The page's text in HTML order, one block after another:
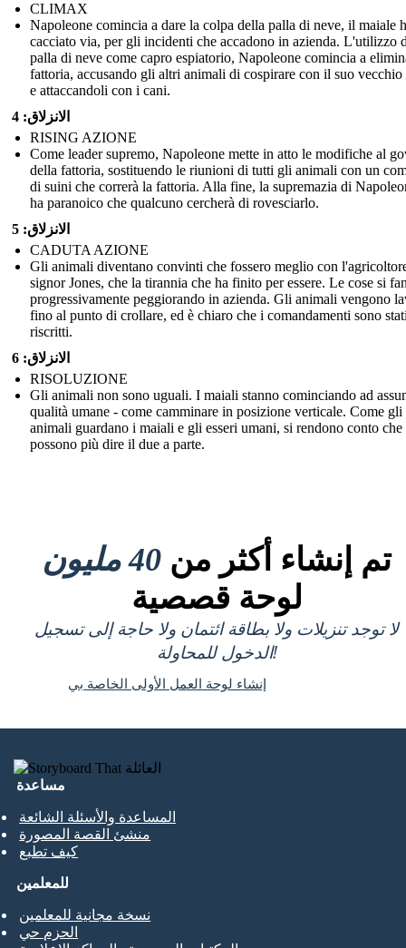
CLIMAX
Napoleone comincia a dare la colpa della palla di neve, il maiale
cacciato via, per gli incidenti che accadono in azienda. L'utilizzo
palla di neve come capro espiatorio, Napoleone comincia a
fattoria, accusando gli altri animali di cospirare con il suo
e attaccandoli con i cani.
الانزلاق: 4
RISING AZIONE
Come leader supremo, Napoleone mette in atto le modifiche al
della fattoria, sostituendo le riunioni di tutti gli animali con un
di suini che correrà la fattoria. Alla fine, la supremazia di
ha paranoico che qualcuno cercherà di rovesciarlo.
الانزلاق: 5
CADUTA AZIONE
Gli animali diventano convinti che fossero meglio con
signor Jones, che la tirannia che ha finito per essere. Le cose si
progressivamente peggiorando in azienda. Gli animali vengono
fino al punto di crollare, ed è chiaro che i comandamenti sono
riscritti.
الانزلاق: 6
RISOLUZIONE
Gli animali non sono uguali. I maiali stanno cominciando ad
qualità umane - come camminare in posizione verticale. Come gli
animali guardano i maiali e gli esseri umani, si rendono conto che
possono più dire il due a parte.
تم إنشاء أكثر من 40 مليون
لوحة قصصية
لا توجد تنزيلات ولا بطاقة ائتمان ولا حاجة إلى تسجيل
الدخول للمحاولة!
إنشاء لوحة العمل الأولى الخاصة بي
مساعدة
المساعدة والأسئلة الشائعة
منشئ القصة المصورة
كيف تطبع
للمعلمين
نسخة مجانية للمعلمين
الحزم حي